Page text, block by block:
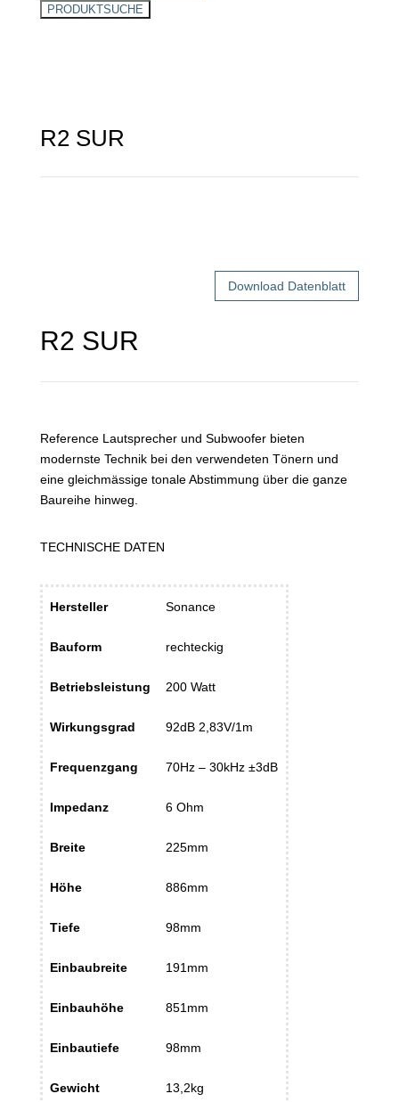
search
PRODUKTSUCHE
R2 SUR
Download Datenblatt
R2 SUR
Reference Lautsprecher und Subwoofer bieten
modernste Technik bei den verwendeten Tönern und
eine gleichmässige tonale Abstimmung über die ganze
Baureihe hinweg.
TECHNISCHE DATEN
Hersteller Sonance
Bauform rechteckig
Betriebsleistung 200 Watt
Wirkungsgrad 92dB 2,83V/1m
Frequenzgang 70Hz – 30kHz ±3dB
Impedanz 6 Ohm
Breite 225mm
Höhe 886mm
Tiefe 98mm
Einbaubreite 191mm
Einbauhöhe 851mm
Einbautiefe 98mm
Gewicht 13,2kg